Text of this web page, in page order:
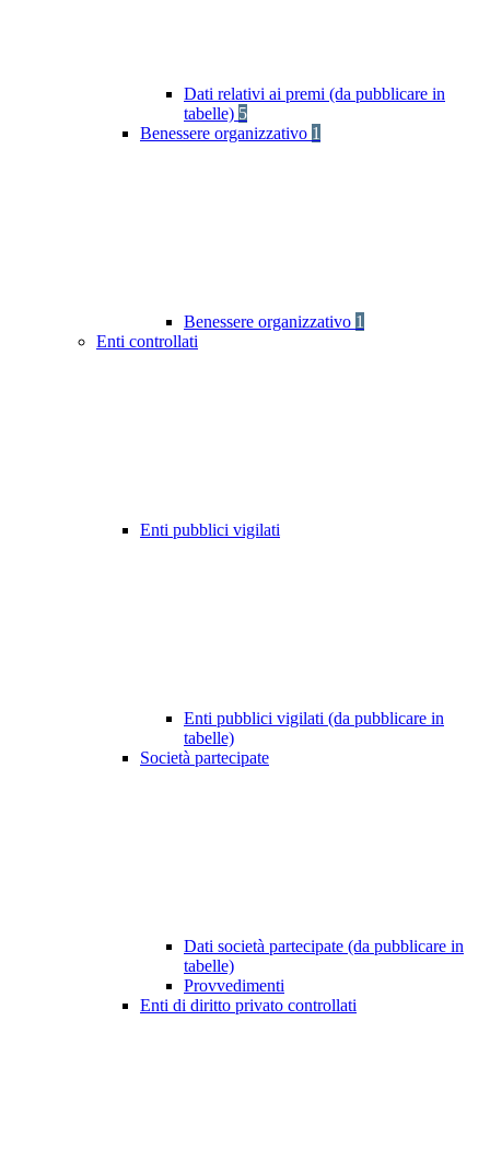
Dati relativi ai premi (da pubblicare in
tabelle) 5
Benessere organizzativo 1
Benessere organizzativo 1
Enti controllati
Enti pubblici vigilati
Enti pubblici vigilati (da pubblicare in
tabelle)
Società partecipate
Dati società partecipate (da pubblicare in
tabelle)
Provvedimenti
Enti di diritto privato controllati